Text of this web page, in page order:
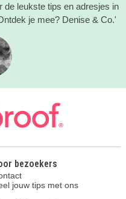
de leukste tips en adresjes in
je mee? Denise & Co.'
bezoekers
jouw tips met ons